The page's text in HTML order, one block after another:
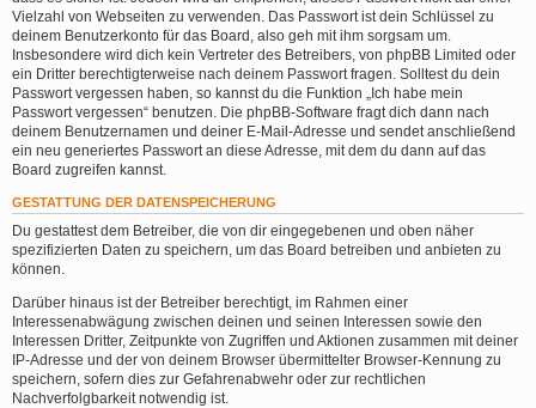
Vielzahl von Webseiten zu verwenden. Das Passwort ist dein Schlüssel zu
deinem Benutzerkonto für das Board, also geh mit ihm sorgsam um.
Insbesondere wird dich kein Vertreter des Betreibers, von phpBB Limited oder
ein Dritter berechtigterweise nach deinem Passwort fragen. Solltest du dein
Passwort vergessen haben, so kannst du die Funktion „Ich habe mein
Passwort vergessen“ benutzen. Die phpBB-Software fragt dich dann nach
deinem Benutzernamen und deiner E-Mail-Adresse und sendet anschließend
ein neu generiertes Passwort an diese Adresse, mit dem du dann auf das
Board zugreifen kannst.
GESTATTUNG DER DATENSPEICHERUNG
Du gestattest dem Betreiber, die von dir eingegebenen und oben näher
spezifizierten Daten zu speichern, um das Board betreiben und anbieten zu
können.
Darüber hinaus ist der Betreiber berechtigt, im Rahmen einer
Interessenabwägung zwischen deinen und seinen Interessen sowie den
Interessen Dritter, Zeitpunkte von Zugriffen und Aktionen zusammen mit deiner
IP-Adresse und der von deinem Browser übermittelter Browser-Kennung zu
speichern, sofern dies zur Gefahrenabwehr oder zur rechtlichen
Nachverfolgbarkeit notwendig ist.